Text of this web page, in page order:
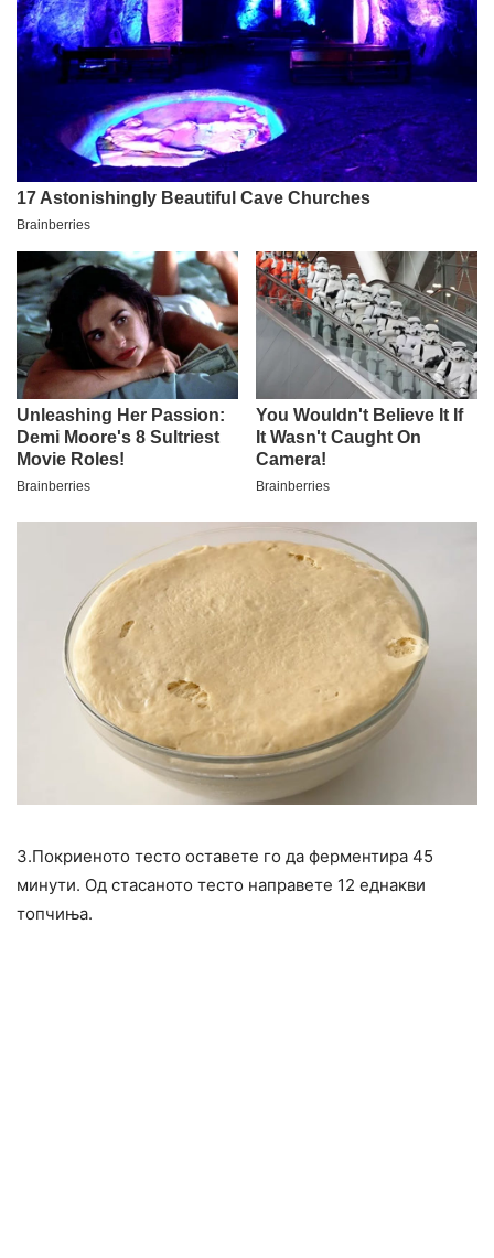
3.Покриеното тесто оставете го да ферментира 45
минути. Од стасаното тесто направете 12 еднакви
топчиња.